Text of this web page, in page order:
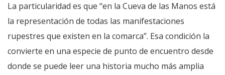
La particularidad es que “en la Cueva de las Manos está
la representación de todas las manifestaciones
rupestres que existen en la comarca”. Esa condición la
convierte en una especie de punto de encuentro desde
donde se puede leer una historia mucho más amplia